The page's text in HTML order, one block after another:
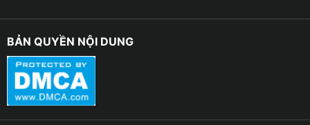
BẢN QUYỀN NỘI DUNG